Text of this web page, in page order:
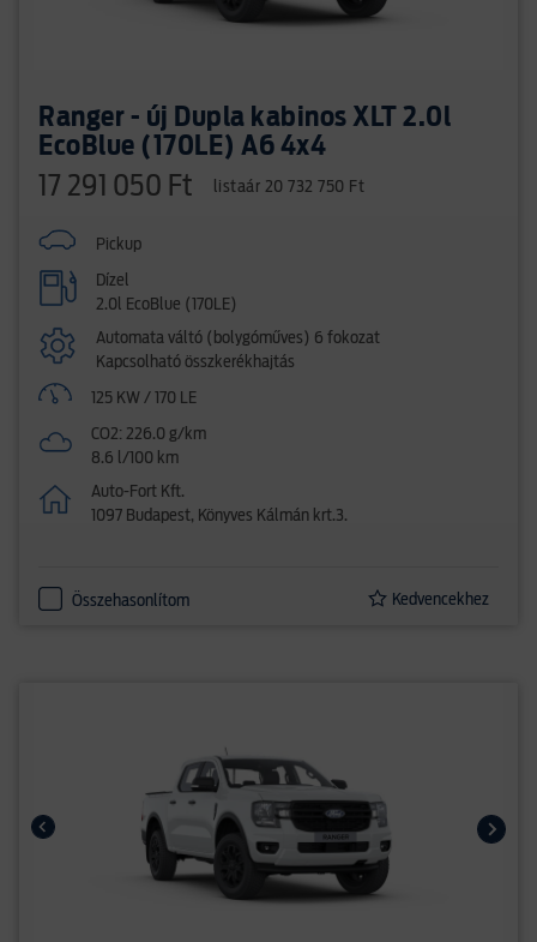
Ranger - új Dupla kabinos XLT 2.0l
EcoBlue (170LE) A6 4x4
17 291 050 Ft listaár 20 732 750 Ft
Pickup
Dízel
2.0l EcoBlue (170LE)
Automata váltó (bolygóműves) 6 fokozat
Kapcsolható összkerékhajtás
125 KW / 170 LE
CO2: 226.0 g/km
8.6 l/100 km
Auto-Fort Kft.
1097 Budapest, Könyves Kálmán krt.3.
Összehasonlítom Kedvencekhez